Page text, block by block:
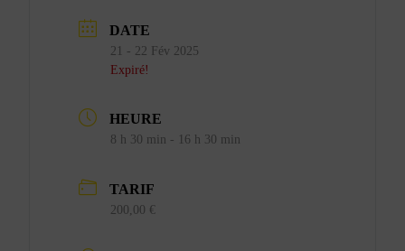
DATE
21 - 22 Fév 2025
Expiré!
HEURE
8 h 30 min - 16 h 30 min
TARIF
200,00 €